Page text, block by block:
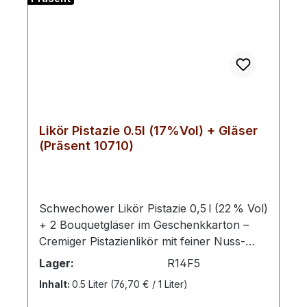
Likör Pistazie 0.5l (17%Vol) + Gläser
(Präsent 10710)
Schwechower Likör Pistazie 0,5 l (22 % Vol)
+ 2 Bouquetgläser im Geschenkkarton –
Cremiger Pistazienlikör mit feiner Nuss‑
und Röstnote, kombiniert mit zwei stilvollen
Bouquetgläsern im edlen Präsentkarton –
eine besondere Geschenkidee für Genießer
Lager: R14F5
Inhalt: 0.5 Liter (76,70 € / 1 Liter)